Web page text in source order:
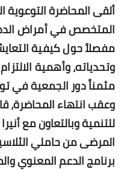
ألقى المحاضرة
المتخصص في أمراض
مفصلاً حول كيفية
وتحدياته، وأهمية
مثمناً دور الجمعية في
وعقب انتهاء
للتنمية وبالتعاون مع
المرضى من حاملي
برنامج الدعم المعنوي